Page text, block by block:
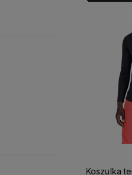
Koszulka